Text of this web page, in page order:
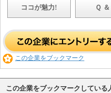
ココが魅力! Ｑ ＆
この企業をブックマーク
この企業をブックマークしてい